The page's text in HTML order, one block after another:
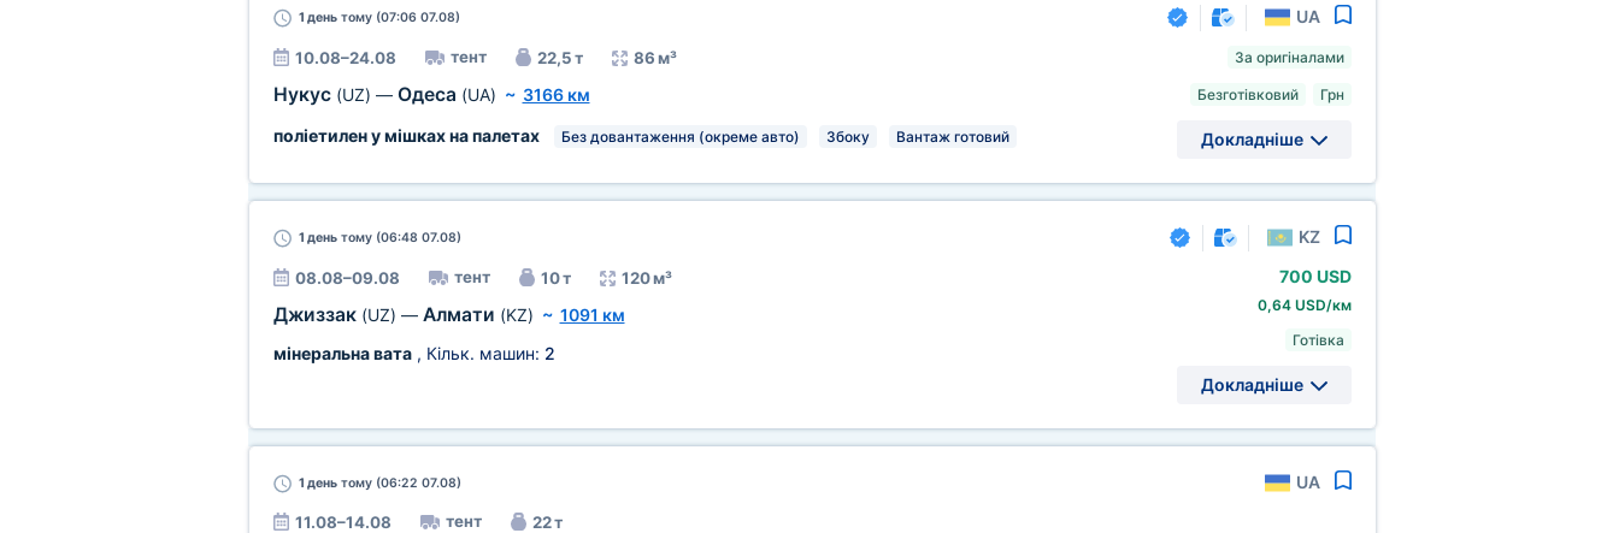
1 деньтому (07:06 07.08) UA
10.08–24.08 тент 22,5 т 86 м³
Нукус (UZ) — Одеса (UA) ~ 3166 км
поліетилен у мішках на палетах
Без довантаження (окреме авто) Збоку Вантаж готовий
За оригіналами
Безготівковий Грн
Докладніше
1 деньтому (06:48 07.08) KZ
08.08–09.08 тент 10 т 120 м³
Джиззак (UZ) — Алмати (KZ) ~ 1091 км
мінеральна вата, Кільк. машин: 2
700 USD
0,64 USD/км
Готівка
Докладніше
1 деньтому (06:22 07.08) UA
11.08–14.08 тент 22 т